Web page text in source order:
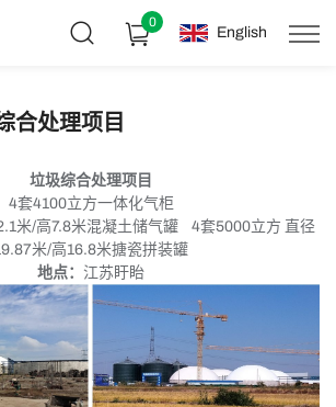
0 English
合处理项目
垃圾综合处理项目
4套4100立方一体化气柜
米/高7.8米混凝土储气罐 4套5000立方 直径
米/高16.8米搪瓷拼装罐
地点： 江苏盱眙